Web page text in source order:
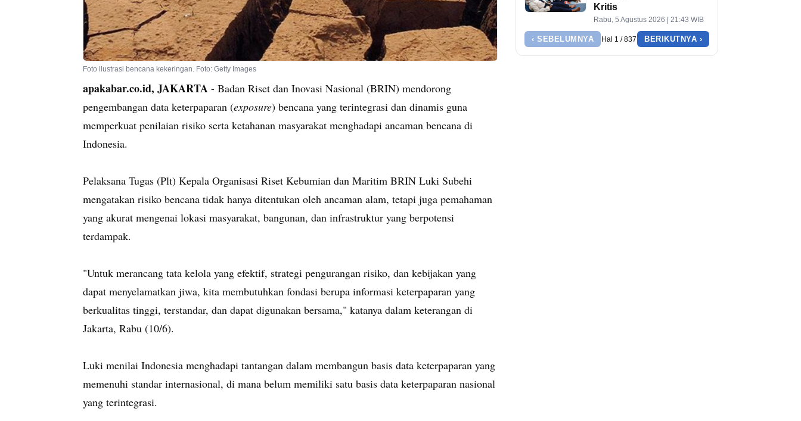
Foto ilustrasi bencana kekeringan. Foto: Getty Images
apakabar.co.id, JAKARTA - Badan Riset dan Inovasi Nasional (BRIN) mendorong
pengembangan data keterpaparan (exposure) bencana yang terintegrasi dan dinamis guna
memperkuat penilaian risiko serta ketahanan masyarakat menghadapi ancaman bencana di
Indonesia.
Pelaksana Tugas (Plt) Kepala Organisasi Riset Kebumian dan Maritim BRIN Luki Subehi
mengatakan risiko bencana tidak hanya ditentukan oleh ancaman alam, tetapi juga pemahaman
yang akurat mengenai lokasi masyarakat, bangunan, dan infrastruktur yang berpotensi
terdampak.
"Untuk merancang tata kelola yang efektif, strategi pengurangan risiko, dan kebijakan yang
dapat menyelamatkan jiwa, kita membutuhkan fondasi berupa informasi keterpaparan yang
berkualitas tinggi, terstandar, dan dapat digunakan bersama," katanya dalam keterangan di
Jakarta, Rabu (10/6).
Luki menilai Indonesia menghadapi tantangan dalam membangun basis data keterpaparan yang
memenuhi standar internasional, di mana belum memiliki satu basis data keterpaparan nasional
yang terintegrasi.
Kritis
Rabu, 5 Agustus 2026 | 21:43 WIB
‹ SEBELUMNYA Hal 1 / 837 BERIKUTNYA ›